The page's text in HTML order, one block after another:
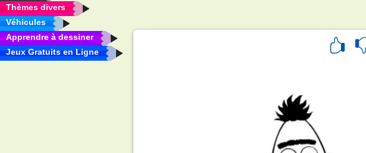
Thèmes divers
Véhicules
Apprendre à dessiner
Jeux Gratuits en Ligne